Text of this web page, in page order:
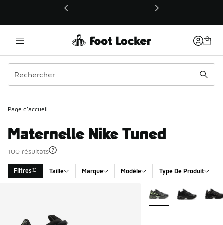
Ce lien ouvrira une nouvelle fenêtre
Page d'accueil
Maternelle Nike Tuned
100 résultats
Filtres Taille Marque Modèle Type De Produit
Plus de couleurs